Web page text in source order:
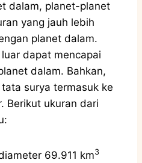
dalam, planet-planet
yang jauh lebih
planet dalam.
dapat mencapai
dalam. Bahkan,
surya termasuk ke
Berikut ukuran dari
69.911 km3